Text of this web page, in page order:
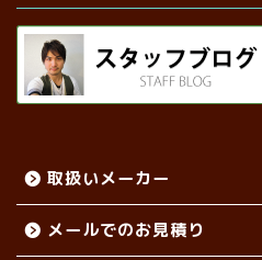
取扱いメーカー
メールでのお見積り